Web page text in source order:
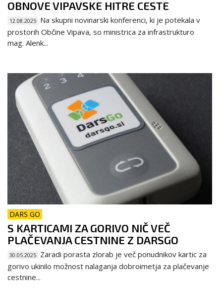
OBNOVE VIPAVSKE HITRE CESTE
12.08.2025 Na skupni novinarski konferenci, ki je potekala v
prostorih Občine Vipava, so ministrica za infrastrukturo
mag. Alenk...
DARS GO
S KARTICAMI ZA GORIVO NIČ VEČ
PLAČEVANJA CESTNINE Z DARSGO
30.05.2025 Zaradi porasta zlorab je več ponudnikov kartic za
gorivo ukinilo možnost nalaganja dobroimetja za plačevanje
cestnine...